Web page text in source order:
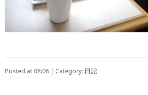
Posted at 08:06 | Category: 日記